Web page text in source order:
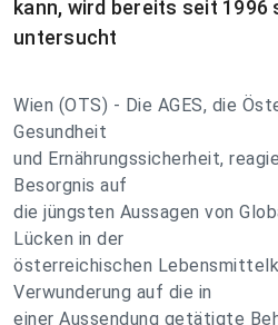
kann, wird bereits seit
untersucht
Wien (OTS) - Die AGES, die
Gesundheit
und Ernährungssicherheit,
Besorgnis auf
die jüngsten Aussagen von
Lücken in der
österreichischen
Verwunderung auf die in
einer Aussendung getätigte